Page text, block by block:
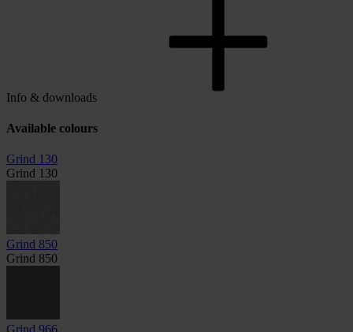
Info & downloads
Available colours
Grind 130
Grind 130
Grind 850
Grind 850